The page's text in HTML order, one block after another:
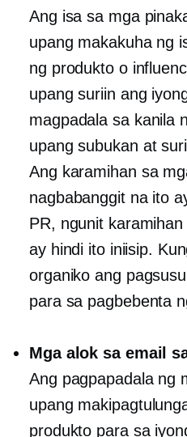
Ang isa sa mga
upang makakuha ng
ng produkto o
upang suriin ang
magpadala sa kanila
upang subukan at
Ang karamihan sa
nagbabanggit na ito
PR, ngunit
ay hindi ito iniisip.
organiko ang
para sa pagbebenta
Mga alok sa email
Ang pagpapadala ng
upang
produkto para sa